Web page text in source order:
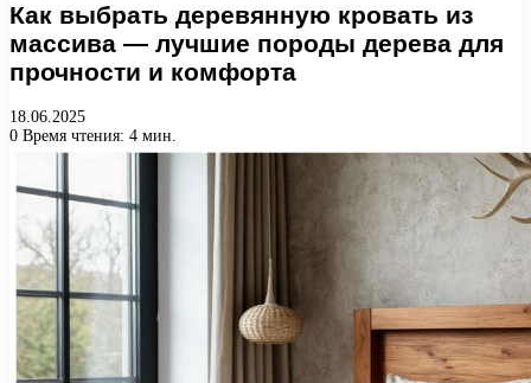
Как выбрать деревянную кровать из
массива — лучшие породы дерева для
прочности и комфорта
18.06.2025
0 Время чтения: 4 мин.